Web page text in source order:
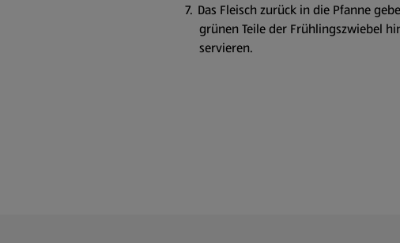
Das Fleisch zurück in die Pfanne
grünen Teile der Frühlingszwiebel
servieren.